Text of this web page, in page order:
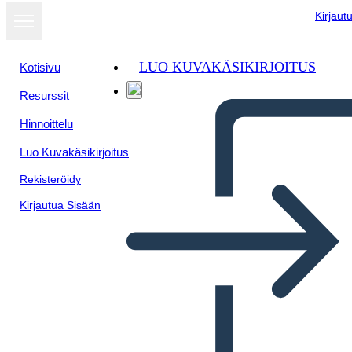
Kotisivu
Resurssit
Hinnoittelu
Luo Kuvakäsikirjoitus
Rekisteröidy
Kirjautua Sisään
LUO KUVAKÄSIKIRJOITUS
Näytä
diaesityksenä